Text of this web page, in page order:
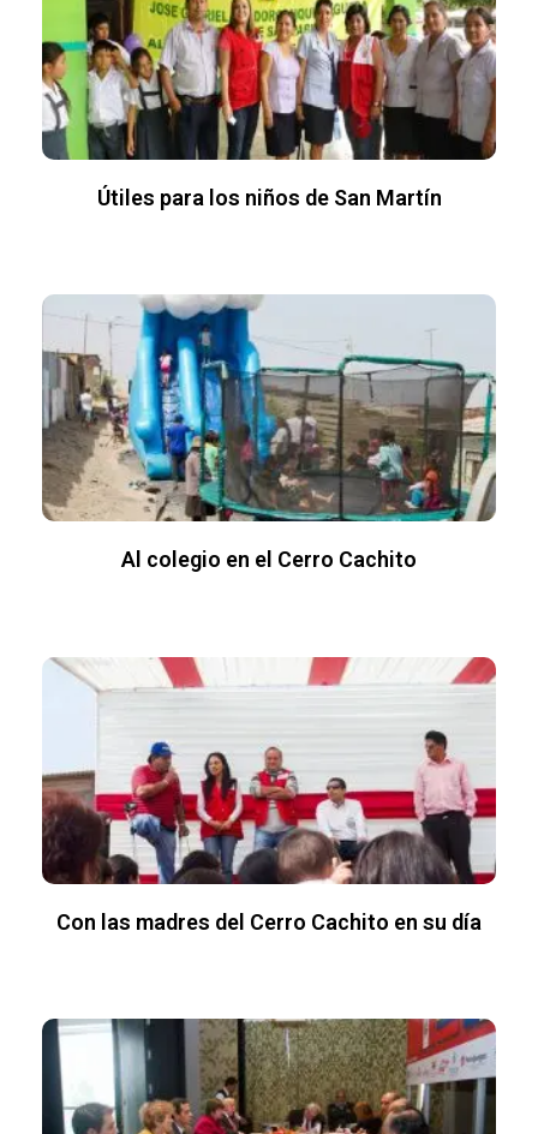
Útiles para los niños de San Martín
Al colegio en el Cerro Cachito
Con las madres del Cerro Cachito en su día